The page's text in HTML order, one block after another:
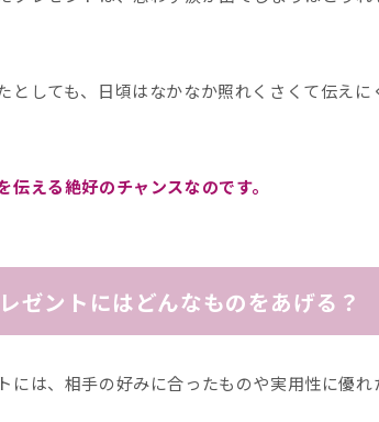
としても、日頃はなかなか照れくさくて伝えに
伝える絶好のチャンスなのです。
ゼントにはどんなものをあげる？
には、相手の好みに合ったものや実用性に優れ